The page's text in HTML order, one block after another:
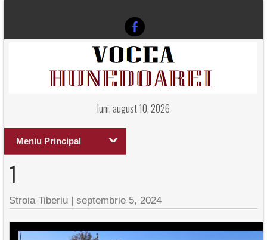
luni, august 10, 2026
Meniu Principal
1
Stroia Tiberiu |septembrie 5, 2024